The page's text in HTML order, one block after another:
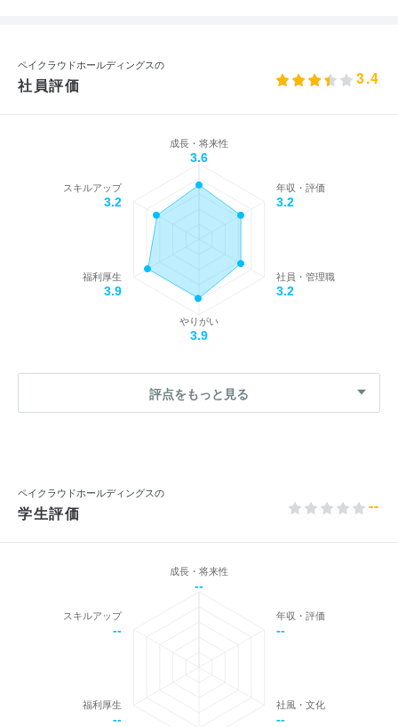
ペイクラウドホールディングスの
社員評価 3.4
成長・将来性
3.6
年収・評価
3.2
社員・管理職
3.2
やりがい
3.9
福利厚生
3.9
スキルアップ
3.2
評点をもっと見る
ペイクラウドホールディングスの
学生評価 --
成長・将来性
--
年収・評価
--
社風・文化
--
福利厚生
--
スキルアップ
--